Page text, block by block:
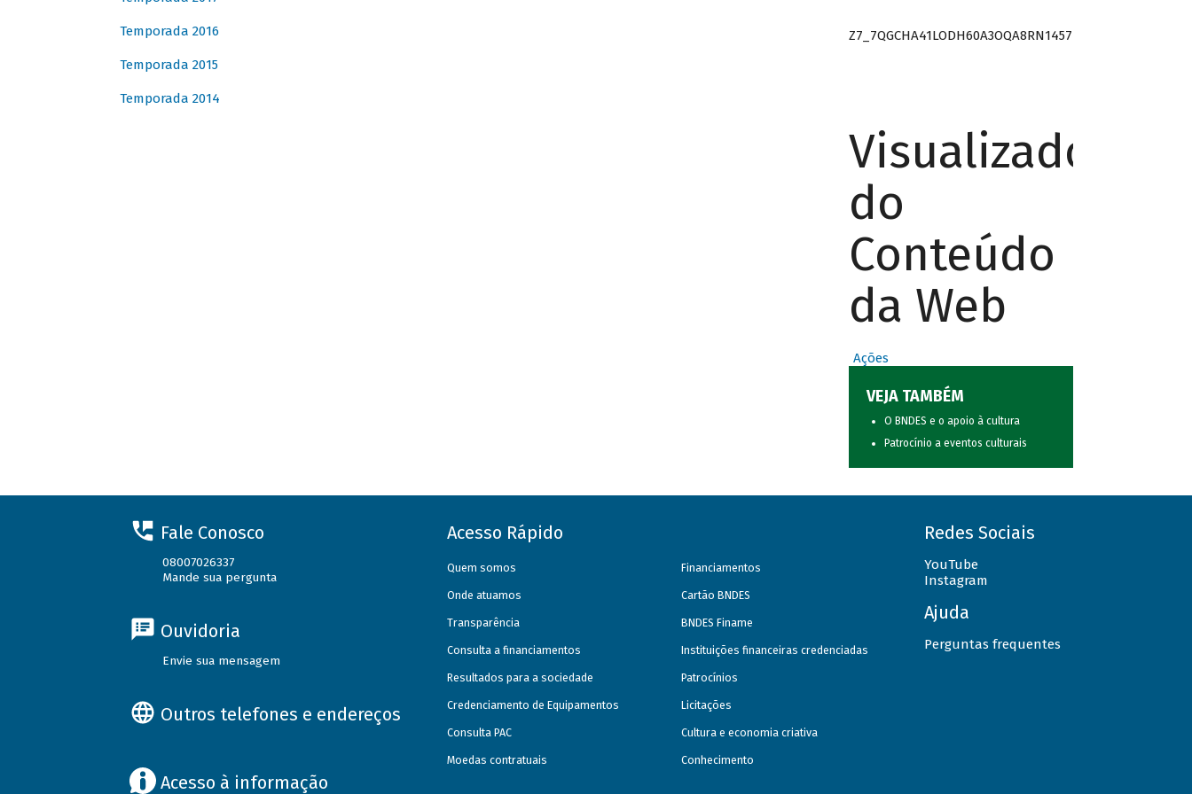
Temporada 2016
Temporada 2015
Temporada 2014
Z7_7QGCHA41LODH60A3OQA8RN1457
Visualizador
do
Conteúdo
da Web
Ações
VEJA TAMBÉM
O BNDES e o apoio à cultura
Patrocínio a eventos culturais
Fale Conosco
08007026337
Mande sua pergunta
Ouvidoria
Envie sua mensagem
Outros telefones e endereços
Acesso à informação
Acesso Rápido
Quem somos
Onde atuamos
Transparência
Consulta a financiamentos
Resultados para a sociedade
Credenciamento de Equipamentos
Consulta PAC
Moedas contratuais
Financiamentos
Cartão BNDES
BNDES Finame
Instituições financeiras credenciadas
Patrocínios
Licitações
Cultura e economia criativa
Conhecimento
Redes Sociais
YouTube
Instagram
Ajuda
Perguntas frequentes